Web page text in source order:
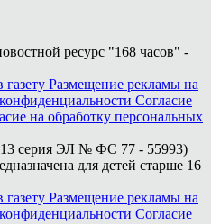
ресурс "168 часов" -
Размещение рекламы на
Согласие
на обработку персональных
серия ЭЛ № ФС 77 - 55993)
для детей старше 16
Размещение рекламы на
Согласие